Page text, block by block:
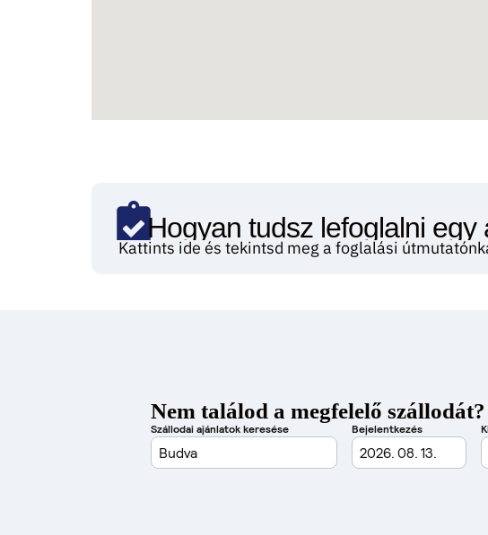
Hogyan tudsz lefoglalni egy
Kattints ide és tekintsd meg a foglalási
Nem találod a megfelelő szállodát?